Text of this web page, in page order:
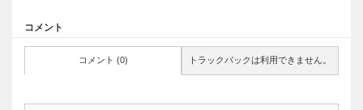
コメント
コメント (0) トラックバックは利用できません。